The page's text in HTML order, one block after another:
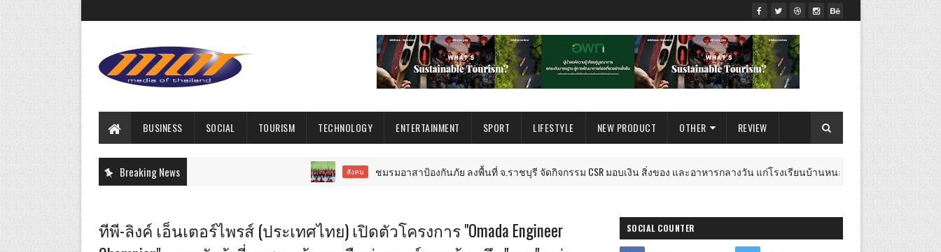
BUSINESS SOCIAL TOURISM TECHNOLOGY ENTERTAINMENT SPORT LIFESTYLE NEW PRODUCT OTHER REVIEW
Breaking News สังคม ชมรมอาสาป้องกันภัย ลงพื้นที่ จ.ราชบุรี จัดกิจกรรม CSR มอบเงิน สิ่งของ และอาหารกลางวัน แก่โรงเรียนบ้านหนองน้ำใส ธุรกิจ ไปรษ
ทีพี-ลิงค์ เอ็นเตอร์ไพรส์ (ประเทศไทย) เปิดตัวโครงการ "Omada Engineer
SOCIAL COUNTER